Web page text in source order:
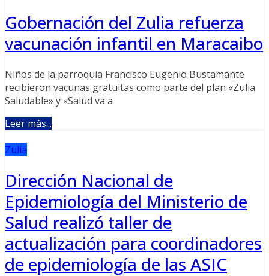
Gobernación del Zulia refuerza
vacunación infantil en Maracaibo
Niños de la parroquia Francisco Eugenio Bustamante
recibieron vacunas gratuitas como parte del plan «Zulia
Saludable» y «Salud va a
Leer más...
Zulia
Dirección Nacional de
Epidemiología del Ministerio de
Salud realizó taller de
actualización para coordinadores
de epidemiología de las ASIC